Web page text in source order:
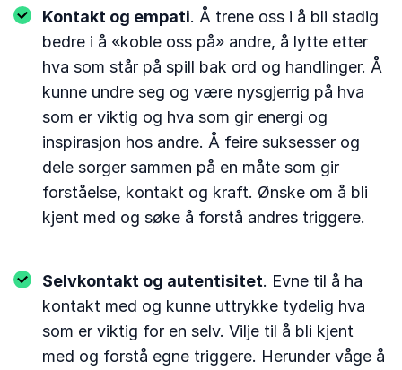
Kontakt og empati. Å trene oss i å bli stadig
bedre i å «koble oss på» andre, å lytte etter
hva som står på spill bak ord og handlinger. Å
kunne undre seg og være nysgjerrig på hva
som er viktig og hva som gir energi og
inspirasjon hos andre. Å feire suksesser og
dele sorger sammen på en måte som gir
forståelse, kontakt og kraft. Ønske om å bli
kjent med og søke å forstå andres triggere.
Selvkontakt og autentisitet. Evne til å ha
kontakt med og kunne uttrykke tydelig hva
som er viktig for en selv. Vilje til å bli kjent
med og forstå egne triggere. Herunder våge å